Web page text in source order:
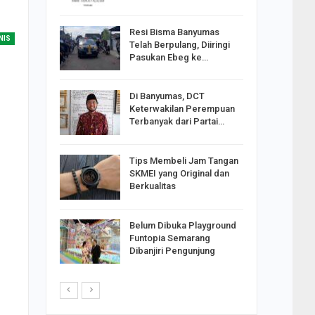
DPR
Minta
Langkah
Net
Resi Bisma Banyumas
Telah Berpulang, Diiringi
Pasukan Ebeg ke…
Di Banyumas, DCT
Keterwakilan Perempuan
Terbanyak dari Partai…
Tips Membeli Jam Tangan
SKMEI yang Original dan
Berkualitas
Belum Dibuka Playground
Funtopia Semarang
Dibanjiri Pengunjung